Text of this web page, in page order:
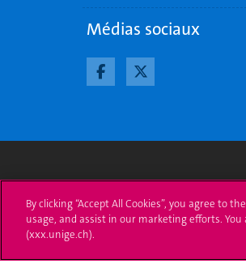
Médias sociaux
Université de Genève
24 rue du Général-Dufour
T. +41 (0)22 379 71 11
By clicking “Accept All Cookies”, you agree to
usage, and assist in our marketing efforts.
(xxx.unige.ch).